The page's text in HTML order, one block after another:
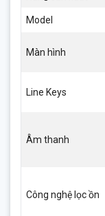
Model
Màn hình
Line Keys
Âm thanh
Công nghệ lọc ồn